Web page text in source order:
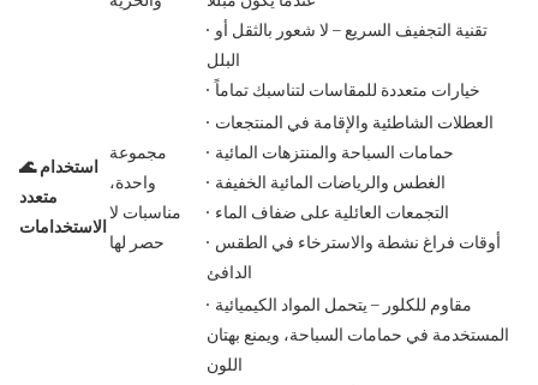
• تقنية التجفيف السريع – لا شعور بالثقل أو
البلل
• خيارات متعددة للمقاسات لتناسبك تماماً
🌊 استخدام
متعدد
الاستخدامات
مجموعة
واحدة،
مناسبات لا
حصر لها
• العطلات الشاطئية والإقامة في المنتجعات
• حمامات السباحة والمنتزهات المائية
• الغطس والرياضات المائية الخفيفة
• التجمعات العائلية على ضفاف الماء
• أوقات فراغ نشطة والاسترخاء في الطقس
الدافئ
• مقاوم للكلور – يتحمل المواد الكيميائية
المستخدمة في حمامات السباحة، ويمنع بهتان
اللون